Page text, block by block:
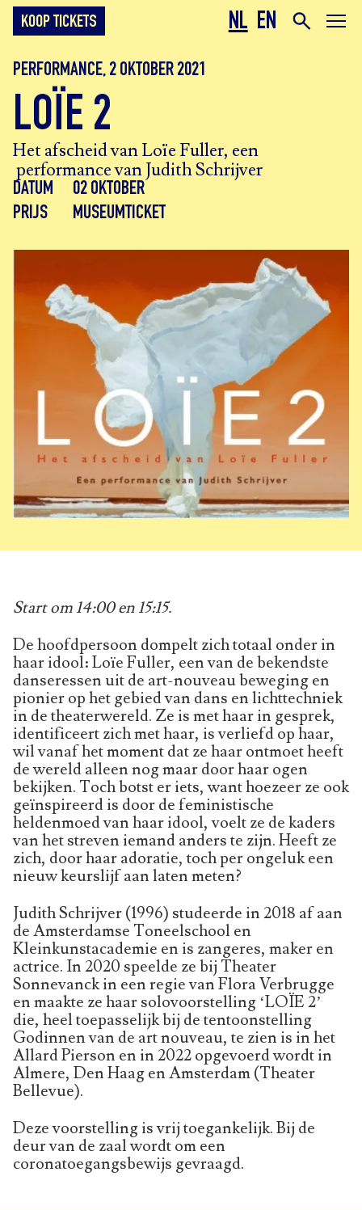
NL EN
KOOP TICKETS
PERFORMANCE, 2 OKTOBER 2021
LOÏE 2
Het afscheid van Loïe Fuller, een
performance van Judith Schrijver
DATUM
02 OKTOBER
PRIJS
MUSEUMTICKET
Start om 14:00 en 15:15.
De hoofdpersoon dompelt zich totaal onder in
haar idool: Loïe Fuller, een van de bekendste
danseressen uit de art-nouveau beweging en
pionier op het gebied van dans en lichttechniek
in de theaterwereld. Ze is met haar in gesprek,
identificeert zich met haar, is verliefd op haar,
wil vanaf het moment dat ze haar ontmoet heeft
de wereld alleen nog maar door haar ogen
bekijken. Toch botst er iets, want hoezeer ze ook
geïnspireerd is door de feministische
heldenmoed van haar idool, voelt ze de kaders
van het streven iemand anders te zijn. Heeft ze
zich, door haar adoratie, toch per ongeluk een
nieuw keurslijf aan laten meten?
Judith Schrijver (1996) studeerde in 2018 af aan
de Amsterdamse Toneelschool en
Kleinkunstacademie en is zangeres, maker en
actrice. In 2020 speelde ze bij Theater
Sonnevanck in een regie van Flora Verbrugge
en maakte ze haar solovoorstelling ‘LOÏE 2’
die, heel toepasselijk bij de tentoonstelling
Godinnen van de art nouveau, te zien is in het
Allard Pierson en in 2022 opgevoerd wordt in
Almere, Den Haag en Amsterdam (Theater
Bellevue).
Deze voorstelling is vrij toegankelijk. Bij de
deur van de zaal wordt om een
coronatoegangsbewijs gevraagd.